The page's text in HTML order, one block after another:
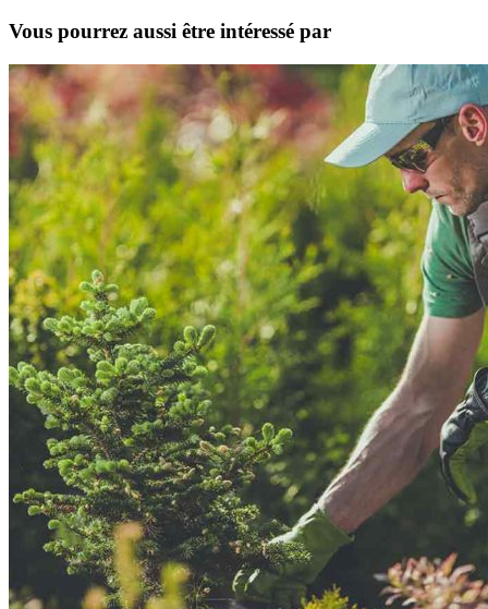
Vous pourrez aussi être intéressé par